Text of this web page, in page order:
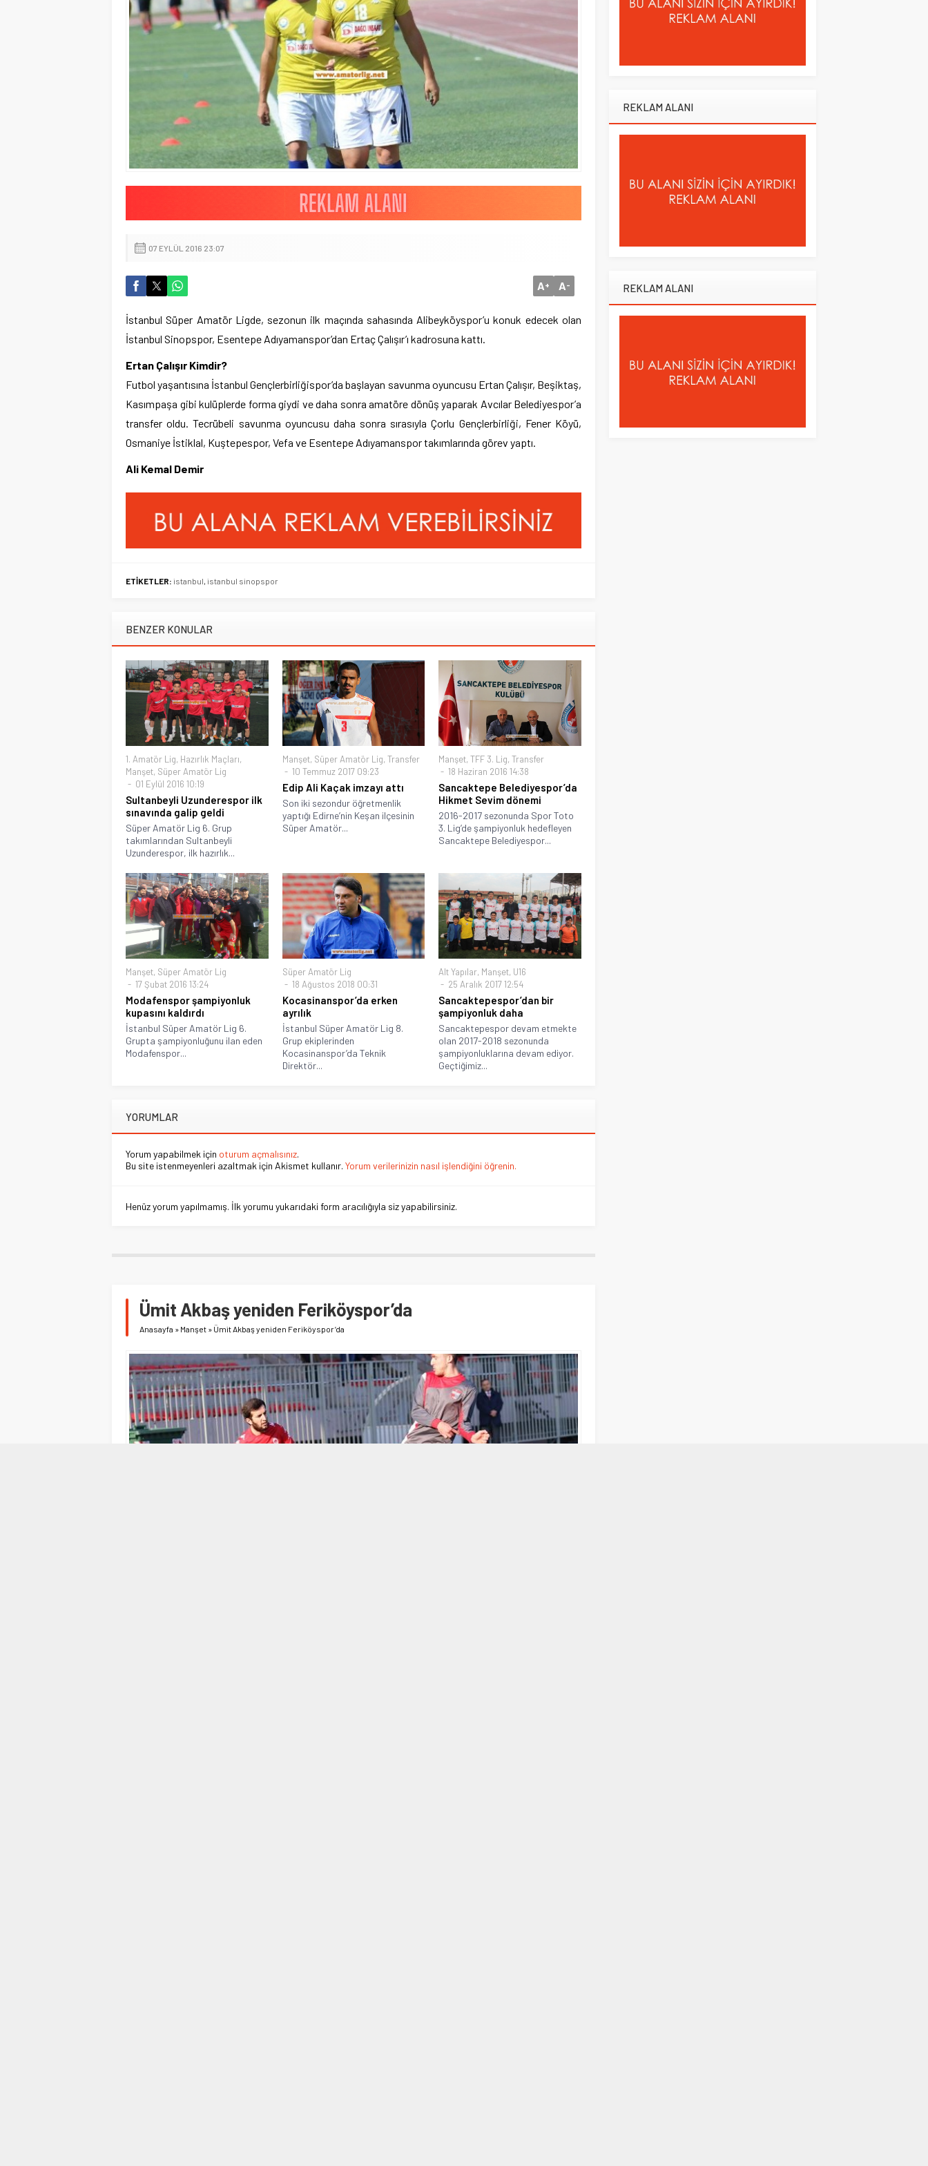
07 EYLÜL 2016 23:07
A+ A-
İstanbul Süper Amatör Ligde, sezonun ilk maçında sahasında Alibeyköyspor’u konuk edecek olan
İstanbul Sinopspor, Esentepe Adıyamanspor’dan Ertaç Çalışır’ı kadrosuna kattı.
Ertan Çalışır Kimdir?
Futbol yaşantısına İstanbul Gençlerbirliğispor’da başlayan savunma oyuncusu Ertan Çalışır, Beşiktaş,
Kasımpaşa gibi kulüplerde forma giydi ve daha sonra amatöre dönüş yaparak Avcılar Belediyespor’a
transfer oldu. Tecrübeli savunma oyuncusu daha sonra sırasıyla Çorlu Gençlerbirliği, Fener Köyü,
Osmaniye İstiklal, Kuştepespor, Vefa ve Esentepe Adıyamanspor takımlarında görev yaptı.
Ali Kemal Demir
ETİKETLER: istanbul, istanbul sinopspor
BENZER KONULAR
1. Amatör Lig, Hazırlık Maçları,
Manşet, Süper Amatör Lig
01 Eylül 2016 10:19
Sultanbeyli Uzunderespor ilk
sınavında galip geldi
Süper Amatör Lig 6. Grup
takımlarından Sultanbeyli
Uzunderespor, ilk hazırlık...
Manşet, Süper Amatör Lig, Transfer
10 Temmuz 2017 09:23
Edip Ali Kaçak imzayı attı
Son iki sezondur öğretmenlik
yaptığı Edirne’nin Keşan ilçesinin
Süper Amatör...
Manşet,TFF 3. Lig,Transfer
18 Haziran 2016 14:38
Sancaktepe Belediyespor’da
Hikmet Sevim dönemi
2016-2017 sezonunda Spor Toto
3. Lig’de şampiyonluk hedefleyen
Sancaktepe Belediyespor...
Manşet, Süper Amatör Lig
17 Şubat 2016 13:24
Modafenspor şampiyonluk
kupasını kaldırdı
İstanbul Süper Amatör Lig 6.
Grupta şampiyonluğunu ilan eden
Modafenspor...
Süper Amatör Lig
18 Ağustos 2018 00:31
Kocasinanspor’da erken
ayrılık
İstanbul Süper Amatör Lig 8.
Grup ekiplerinden
Kocasinanspor’da Teknik
Direktör...
Alt Yapılar, Manşet, U16
25 Aralık 2017 12:54
Sancaktepespor’dan bir
şampiyonluk daha
Sancaktepespor devam etmekte
olan 2017-2018 sezonunda
şampiyonluklarına devam ediyor.
Geçtiğimiz...
YORUMLAR
Yorum yapabilmek için oturum açmalısınız.
Bu site istenmeyenleri azaltmak için Akismet kullanır. Yorum verilerinizin nasıl işlendiğini öğrenin.
Henüz yorum yapılmamış. İlk yorumu yukarıdaki form aracılığıyla siz yapabilirsiniz.
Ümit Akbaş yeniden Feriköyspor’da
Anasayfa » Manşet » Ümit Akbaş yeniden Feriköyspor’da
REKLAM ALANI
REKLAM ALANI